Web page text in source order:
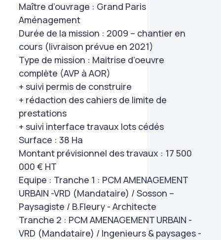
Maître d’ouvrage : Grand Paris
Aménagement
Durée de la mission : 2009 – chantier en
cours (livraison prévue en 2021)
Type de mission : Maitrise d’oeuvre
complète (AVP à AOR)
+ suivi permis de construire
+ rédaction des cahiers de limite de
prestations
+ suivi interface travaux lots cédés
Surface : 38 Ha
Montant prévisionnel des travaux : 17 500
000 € HT
Equipe : Tranche 1 : PCM AMENAGEMENT
URBAIN -VRD (Mandataire) / Sosson –
Paysagiste / B.Fleury - Architecte
Tranche 2 : PCM AMENAGEMENT URBAIN -
VRD (Mandataire) / Ingenieurs & paysages -